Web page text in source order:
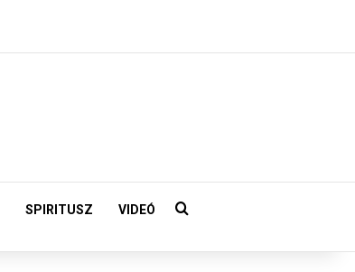
SPIRITUSZ VIDEÓ Keresés: